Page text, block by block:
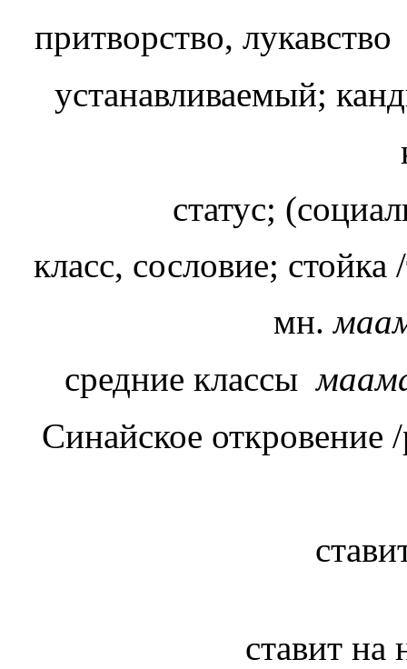
притворство,
устанавливаемый;
статус;
класс, сословие;
мн.
средние классы
Синайское откровение
ставит на